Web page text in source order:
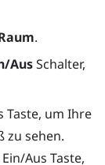
.
AusSchalter,
Taste, um Ihre
zu sehen.
Ein/Aus Taste,